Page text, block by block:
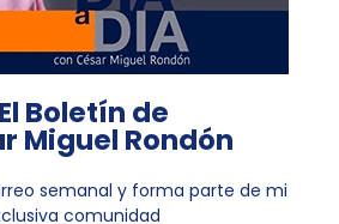
El Boletín de
Miguel Rondón
semanal y forma parte de mi
comunidad